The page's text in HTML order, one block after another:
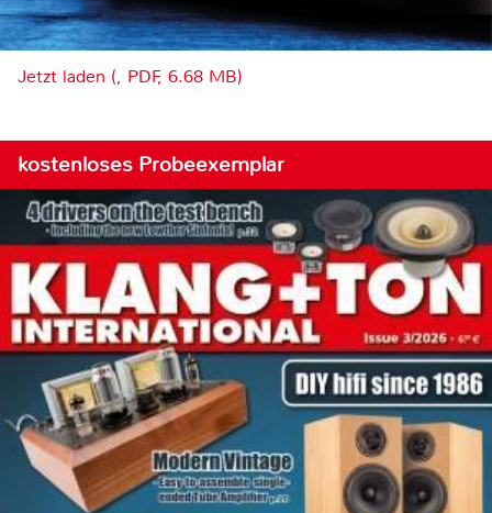
Jetzt laden (, PDF, 6.68 MB)
kostenloses Probeexemplar